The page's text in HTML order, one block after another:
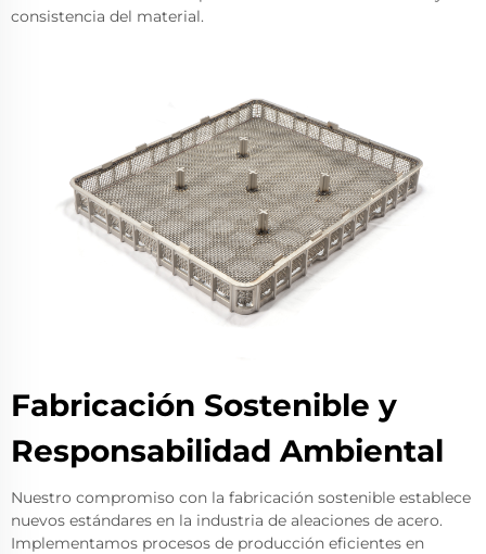
consistencia del material.
Fabricación Sostenible y
Responsabilidad Ambiental
Nuestro compromiso con la fabricación sostenible establece
nuevos estándares en la industria de aleaciones de acero.
Implementamos procesos de producción eficientes en